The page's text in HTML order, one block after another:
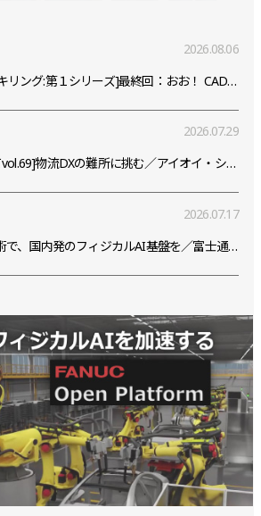
2026.08.06
[実践！ リスキリング:第１シリーズ]最終回：おお！ CADを使えている（はず）！！
2026.07.29
[SIerを訪ねてvol.69]物流DXの難所に挑む／アイオイ・システム
2026.07.17
NVIDIAの技術で、国内発のフィジカルAI基盤を／富士通、ファナック、安川電機、川崎重工業